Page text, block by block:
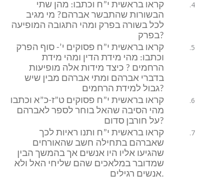
קראו בראשית י”ח וכתבו: מהן שתי
הבשורות שהתבשר אברהם? מי מגיב
לכל בשורה בפרק ומהי התגובה המופיעה
בפרק?
קראו בראשית י”ח פסוקים י’- סוף הפרק
וכתבו: מהי מידת הדין ומהי מידת
הרחמים ? כיצד מידות אלה מופיעות
בדברי אברהם ומתי אברהם מבין שיש
גבול למידת הרחמים?
קראו בראשית י”ח פסוקים ט”ז-כ”א וכתבו
מהי הסיבה שהאל בוחר לספר לאברהם
על חורבן סדום?
קראו בראשית י”ח ותנו ראיות לכך
שאברהם בתחילה חשב שהאורחים
שהגיעו אליו היו אנשים אך בהמשך הבין
שמדובר במלאכים שהם שליחי האל ולא
אנשים רגילים.